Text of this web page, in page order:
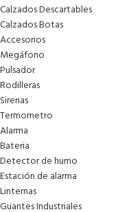
Calzados Descartables
Calzados Botas
Accesorios
Megáfono
Pulsador
Rodilleras
Sirenas
Termometro
Alarma
Bateria
Detector de humo
Estación de alarma
Linternas
Guantes Industriales